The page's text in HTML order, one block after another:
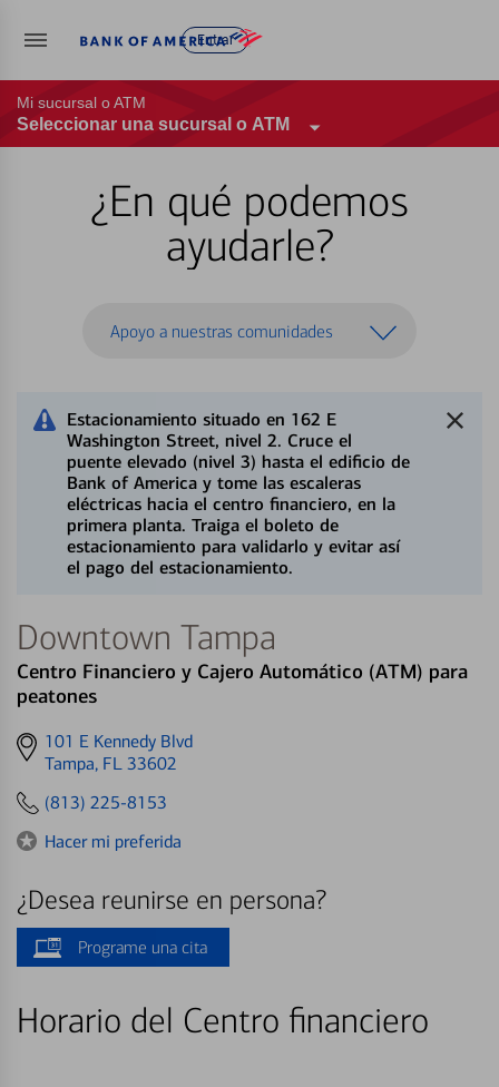
Entrar
Mi sucursal o ATM
Seleccionar una sucursal o ATM
¿En qué podemos
ayudarle?
Apoyo a nuestras comunidades
Estacionamiento situado en 162 E
Washington Street, nivel 2. Cruce el
puente elevado (nivel 3) hasta el edificio de
Bank of America y tome las escaleras
eléctricas hacia el centro financiero, en la
primera planta. Traiga el boleto de
estacionamiento para validarlo y evitar así
el pago del estacionamiento.
Downtown Tampa
Centro Financiero y Cajero Automático (ATM) para
peatones
Get
directions
101 E Kennedy Blvd
Tampa, FL 33602
(813) 225-8153
Hacer mi preferida
¿Desea reunirse en persona?
Programe una cita
Horario del Centro financiero